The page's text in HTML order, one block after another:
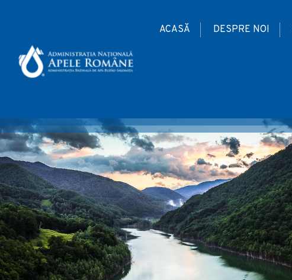
ACASĂ DESPRE NOI